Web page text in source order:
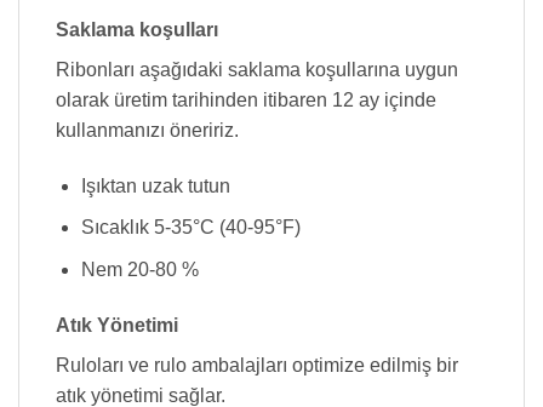
Saklama koşulları
Ribonları aşağıdaki saklama koşullarına uygun
olarak üretim tarihinden itibaren 12 ay içinde
kullanmanızı öneririz.
Işıktan uzak tutun
Sıcaklık 5-35°C (40-95°F)
Nem 20-80 %
Atık Yönetimi
Ruloları ve rulo ambalajları optimize edilmiş bir
atık yönetimi sağlar.